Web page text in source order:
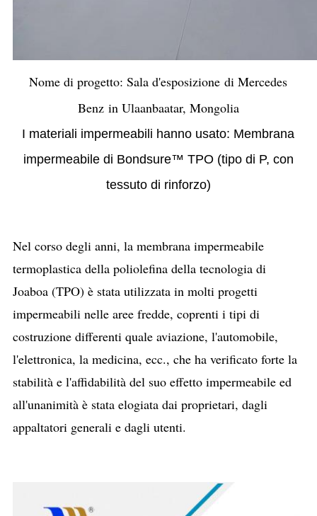
Nome di progetto: Sala d'esposizione di Mercedes
Benz in Ulaanbaatar, Mongolia
I materiali impermeabili hanno usato: Membrana
impermeabile di Bondsure™ TPO (tipo di P, con
tessuto di rinforzo)
Nel corso degli anni, la membrana impermeabile
termoplastica della poliolefina della tecnologia di
Joaboa (TPO) è stata utilizzata in molti progetti
impermeabili nelle aree fredde, coprenti i tipi di
costruzione differenti quale aviazione, l'automobile,
l'elettronica, la medicina, ecc., che ha verificato forte la
stabilità e l'affidabilità del suo effetto impermeabile ed
all'unanimità è stata elogiata dai proprietari, dagli
appaltatori generali e dagli utenti.